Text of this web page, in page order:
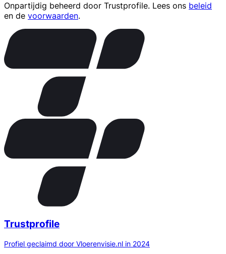
Onpartijdig beheerd door Trustprofile. Lees ons beleid
en de voorwaarden.
Trustprofile
Profiel geclaimd door Vloerenvisie.nl in 2024